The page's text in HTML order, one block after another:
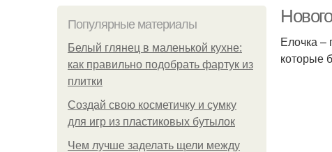
Популярные материалы
Белый глянец в маленькой кухне:
как правильно подобрать фартук из
плитки
Создай свою косметичку и сумку
для игр из пластиковых бутылок
Чем лучше заделать щели между
Елочка –
которые